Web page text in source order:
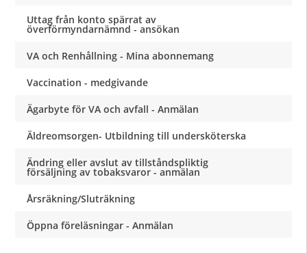
Uttag från konto spärrat av
överförmyndarnämnd - ansökan
VA och Renhållning - Mina abonnemang
Vaccination - medgivande
Ägarbyte för VA och avfall - Anmälan
Äldreomsorgen- Utbildning till undersköterska
Ändring eller avslut av tillståndspliktig
försäljning av tobaksvaror - anmälan
Årsräkning/Sluträkning
Öppna föreläsningar - Anmälan